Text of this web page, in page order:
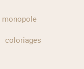
monopole
coloriages